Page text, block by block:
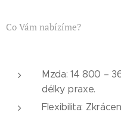
Co Vám nabízíme?
Mzda: 14 800 –
délky praxe.
Flexibilita: